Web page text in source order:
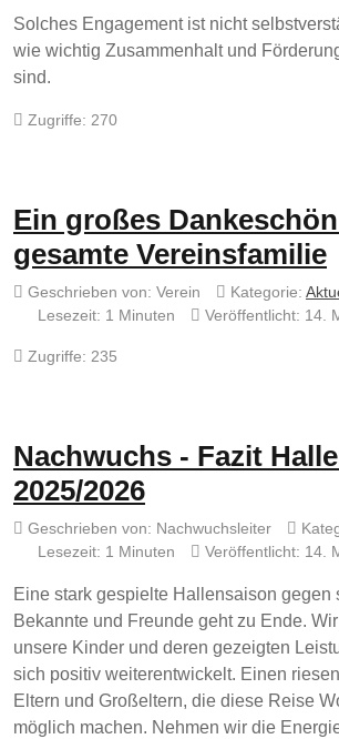
Solches Engagement ist nicht
wie wichtig Zusammenhalt und
sind.
Zugriffe: 270
Ein großes
gesamte Vereinsfamilie
Geschrieben von: Verein Kategorie:
Lesezeit: 1 Minuten
Veröffentlicht: 14.
Zugriffe: 235
Nachwuchs - Fazit
2025/2026
Geschrieben von: Nachwuchsleiter
Lesezeit: 1 Minuten
Veröffentlicht: 14.
Eine stark gespielte Hallensaison gegen
Bekannte und Freunde geht zu Ende.
unsere Kinder und deren gezeigten
sich positiv weiterentwickelt. Einen
Eltern und Großeltern, die diese Reise
möglich machen. Nehmen wir die